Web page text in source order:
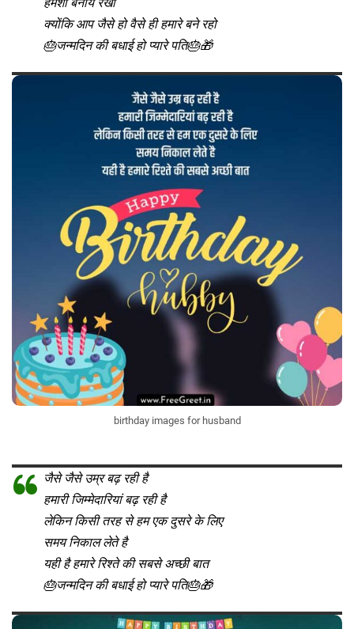
हमेशा बनाये रखो
क्योंकि आप जैसे हो वैसे ही हमारे बने रहो
🎂जन्मदिन की बधाई हो प्यारे पति🎂🎁
birthday images for husband
जैसे जैसे उम्र बढ़ रही है
हमारी जिम्मेदारियां बढ़ रही है
लेकिन किसी तरह से हम एक दुसरे के लिए
समय निकाल लेते है
यही है हमारे रिश्ते की सबसे अच्छी बात
🎂जन्मदिन की बधाई हो प्यारे पति🎂🎁